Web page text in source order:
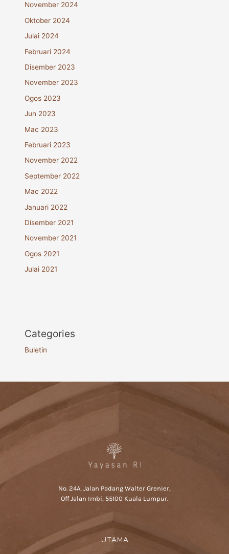
November 2024
Oktober 2024
Julai 2024
Februari 2024
Disember 2023
November 2023
Ogos 2023
Jun 2023
Mac 2023
Februari 2023
November 2022
September 2022
Mac 2022
Januari 2022
Disember 2021
November 2021
Ogos 2021
Julai 2021
Categories
Buletin
No. 24A, Jalan Padang Walter Grenier,
Off Jalan Imbi, 55100 Kuala Lumpur.
UTAMA